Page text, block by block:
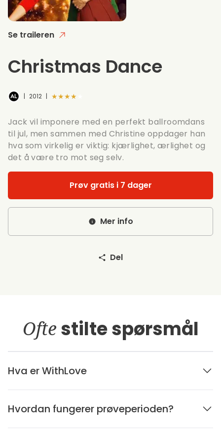
Se traileren
Christmas Dance
| 2012 | ★★★★★
Jack vil imponere med en perfekt ballroomdans
til jul, men sammen med Christine oppdager han
hva som virkelig er viktig: kjærlighet, ærlighet og
det å være tro mot seg selv.
Prøv gratis i 7 dager
Mer info
Del
Ofte stilte spørsmål
Hva er WithLove
Hvordan fungerer prøveperioden?